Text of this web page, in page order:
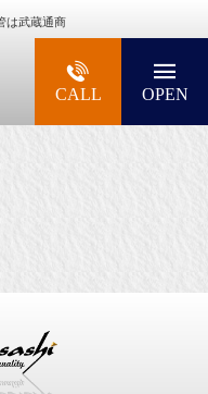
は武蔵通商
品・高級楽器の梱包・輸送
CALL OPEN